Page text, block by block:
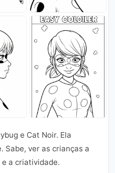
e Cat Noir. Ela
Sabe, ver as crianças a
a criatividade.